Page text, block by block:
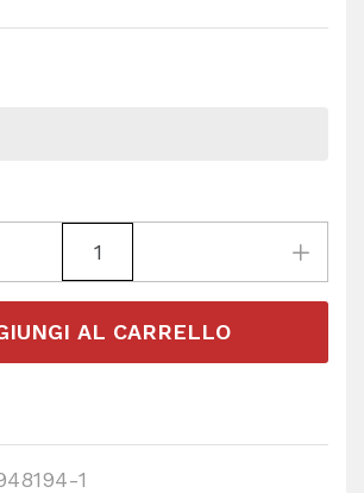
AL CARRELLO
1